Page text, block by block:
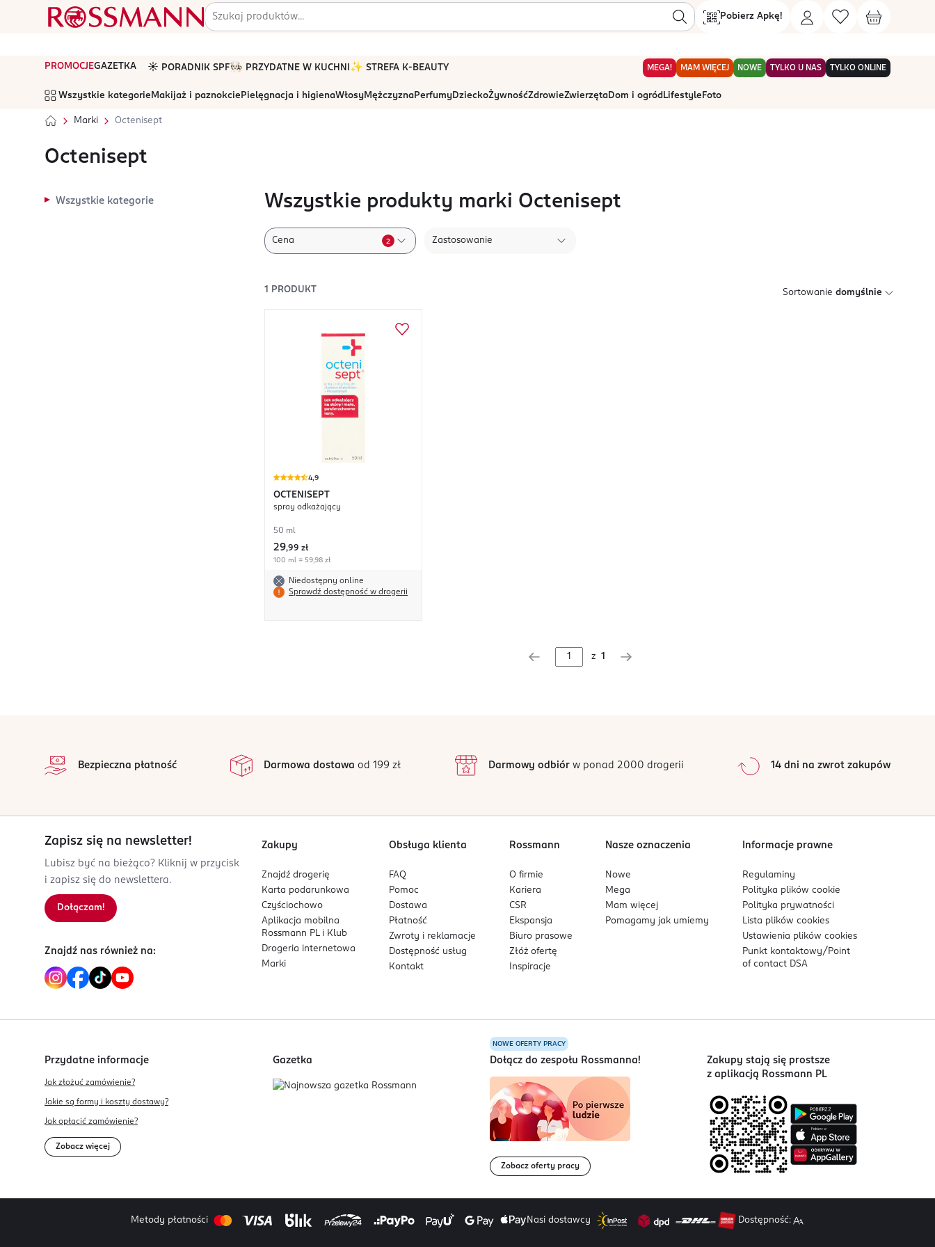
Pobierz Apkę!
PROMOCJEGAZETKA ☀️ PORADNIK SPF🧑🏻‍🍳 PRZYDATNE W KUCHNI ✨ STREFA K-BEAUTY MEGA! MAM WIĘCEJ NOWE TYLKO U NAS TYLKO ONLINE
Wszystkie kategorie Makijaż i paznokcie Pielęgnacja i higienaWłosyMężczyznaPerfumyDzieckoŻywnośćZdrowieZwierzętaDom i ogród Lifestyle Foto
Marki Octenisept
Octenisept
Wszystkie kategorie Wszystkie produkty marki Octenisept
Cena 2 Zastosowanie
1 PRODUKT Sortowanie domyślnie
4,9
OCTENISEPT
spray odkażający
50 ml
29,99 zł
100 ml = 59,98 zł
Niedostępny online
Sprawdź dostępność w drogerii
z 1
Bezpieczna płatność Darmowa dostawa od 199 zł Darmowy odbiórw ponad 2000 drogerii 14 dni na zwrot zakupów
Zapisz się na newsletter!
Lubisz być na bieżąco? Kliknij w przycisk
i zapisz się do newslettera.
Dołączam!
Znajdź nas również na:
Zakupy
Znajdź drogerię
Karta podarunkowa
Czyściochowo
Aplikacja mobilna
Rossmann PL i Klub
Drogeria internetowa
Marki
Obsługa klienta
FAQ
Pomoc
Dostawa
Płatność
Zwroty i reklamacje
Dostępność usług
Kontakt
Rossmann
O firmie
Kariera
CSR
Ekspansja
Biuro prasowe
Złóż ofertę
Inspiracje
Nasze oznaczenia
Nowe
Mega
Mam więcej
Pomagamy jak umiemy
Informacje prawne
Regulaminy
Polityka plikówcookie
Polityka prywatności
Lista plikówcookies
Ustawienia plikówcookies
Punkt kontaktowy/ Point
of contact DSA
Przydatne informacje
Jak złożyć zamówienie?
Jakie są formy i koszty dostawy?
Jak opłacić zamówienie?
Zobacz więcej
Gazetka
NOWE OFERTY PRACY
Dołącz do zespołu Rossmanna!
Zobacz oferty pracy
Zakupy stają się prostsze
z aplikacją Rossmann PL
Metody płatności Nasi dostawcy Dostępność: